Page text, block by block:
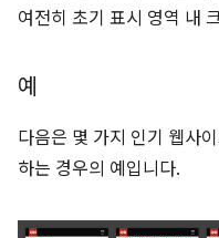
여전히 초기 표시 영역 내
예
다음은 몇 가지 인기 웹사
하는 경우의 예입니다.